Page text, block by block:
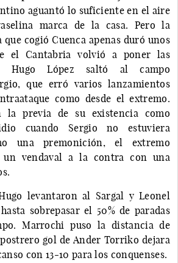
aguantó lo suficiente en el aire
marca de la casa. Pero la
cogió Cuenca apenas duró unos
el Cantabria volvió a poner las
Hugo López saltó al campo
que erró varios lanzamientos
como desde el extremo.
la previa de su existencia como
cuando Sergio no estuviera
una premonición, el extremo
un vendaval a la contra con una
levantaron al Sargal y Leonel
sobrepasar el 50% de paradas
Marrochi puso la distancia de
gol de Ander Torriko dejara
con 13-10 para los conquenses.